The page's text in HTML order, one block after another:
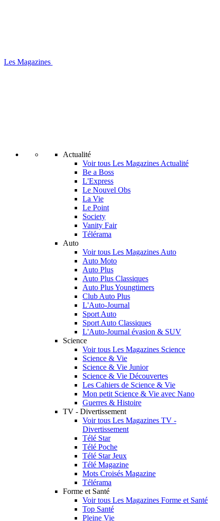
Les Magazines
Actualité
Voir tous Les Magazines Actualité
Be a Boss
L'Express
Le Nouvel Obs
La Vie
Le Point
Society
Vanity Fair
Télérama
Auto
Voir tous Les Magazines Auto
Auto Moto
Auto Plus
Auto Plus Classiques
Auto Plus Youngtimers
Club Auto Plus
L'Auto-Journal
Sport Auto
Sport Auto Classiques
L'Auto-Journal évasion & SUV
Science
Voir tous Les Magazines Science
Science & Vie
Science & Vie Junior
Science & Vie Découvertes
Les Cahiers de Science & Vie
Mon petit Science & Vie avec Nano
Guerres & Histoire
TV - Divertissement
Voir tous Les Magazines TV -
Divertissement
Télé Star
Télé Poche
Télé Star Jeux
Télé Magazine
Mots Croisés Magazine
Télérama
Forme et Santé
Voir tous Les Magazines Forme et Santé
Top Santé
Pleine Vie